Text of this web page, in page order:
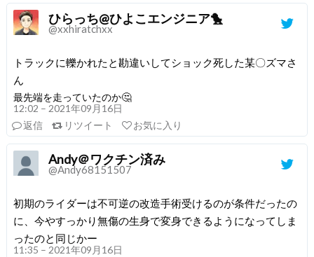
ひらっち@ひよこエンジニア🐤
@xxhiratchxx
トラックに轢かれたと勘違いしてショック死した某〇ズマさ
ん
最先端を走っていたのか🤔
12:02 – 2021年09月16日
返信
リツイート お気に入り
Andy＠ワクチン済み
@Andy68151507
初期のライダーは不可逆の改造手術受けるのが条件だったの
に、今やすっかり無傷の生身で変身できるようになってしま
ったのと同じかー
11:35 – 2021年09月16日